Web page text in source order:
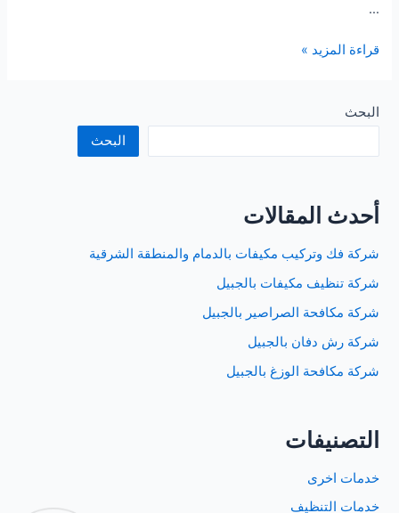
…
شركة
بالخبر
قراءة المزيد »
البحث
البحث
أحدث المقالات
شركة فك وتركيب مكيفات بالدمام والمنطقة الشرقية
شركة تنظيف مكيفات بالجبيل
شركة مكافحة الصراصير بالجبيل
شركة رش دفان بالجبيل
شركة مكافحة الوزغ بالجبيل
التصنيفات
خدمات اخرى
خدمات التنظيف